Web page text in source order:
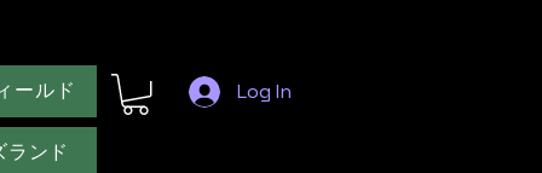
ールド
ランド
Log In